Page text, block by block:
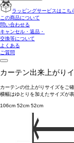
ラッピングサービスはこち
この商品について
問い合わせる
キャンセル・返品・
交換等について
よくある
ご質問
カーテン出来上がり
カーテンの仕上がりサイズをご
横幅はゆとりを加えたサイズが
106cm 52cm 52cm